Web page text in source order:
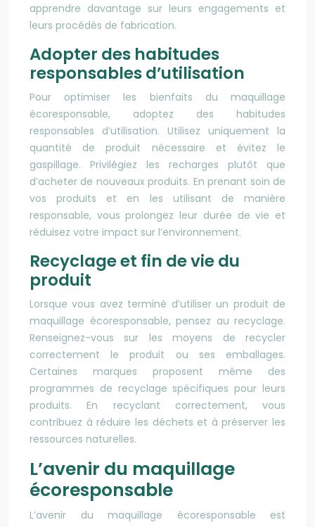
apprendre davantage sur leurs engagements et
leurs procédés de fabrication.
Adopter des habitudes
responsables d’utilisation
Pour optimiser les bienfaits du maquillage
écoresponsable, adoptez des habitudes
responsables d’utilisation. Utilisez uniquement la
quantité de produit nécessaire et évitez le
gaspillage. Privilégiez les recharges plutôt que
d’acheter de nouveaux produits. En prenant soin de
vos produits et en les utilisant de manière
responsable, vous prolongez leur durée de vie et
réduisez votre impact sur l’environnement.
Recyclage et fin de vie du
produit
Lorsque vous avez terminé d’utiliser un produit de
maquillage écoresponsable, pensez au recyclage.
Renseignez-vous sur les moyens de recycler
correctement le produit ou ses emballages.
Certaines marques proposent même des
programmes de recyclage spécifiques pour leurs
produits. En recyclant correctement, vous
contribuez à réduire les déchets et à préserver les
ressources naturelles.
L’avenir du maquillage
écoresponsable
L’avenir du maquillage écoresponsable est